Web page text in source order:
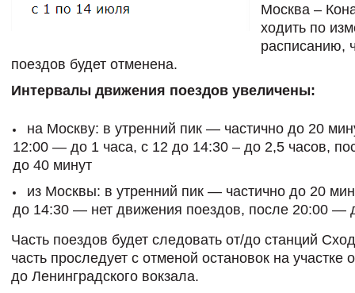
Москва –
ходить по
расписанию,
поездов будет отменена.
Интервалы движения поездов увеличены:
на Москву: в утренний пик — частично до 20
12:00 — до 1 часа, с 12 до 14:30 – до 2,5 часов,
до 40 минут
из Москвы: в утренний пик — частично до 20
до 14:30 — нет движения поездов, после 20:00 —
Часть поездов будет следовать от/до станций
часть проследует с отменой остановок на участке
до Ленинградского вокзала.